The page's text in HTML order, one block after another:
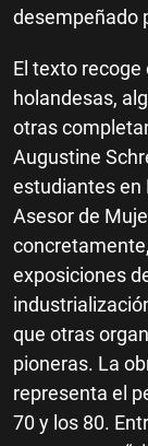
desempeñado
El texto
holandesas,
otras
Augustine
estudiantes en
Asesor de
exposiciones
que otras
pioneras. La
representa el
70 y los 80.